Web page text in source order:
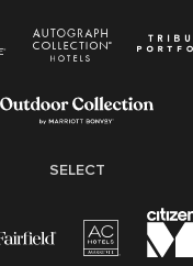
SELECT